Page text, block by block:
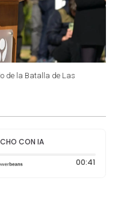
de la Batalla de Las
CON IA
0 segundos 00:41